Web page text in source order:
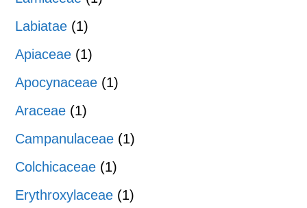
Labiatae (1)
Apiaceae (1)
Apocynaceae (1)
Araceae (1)
Campanulaceae (1)
Colchicaceae (1)
Erythroxylaceae (1)